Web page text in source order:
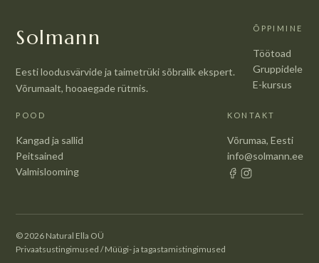
Solmann
Eesti loodusvärvide ja taimetrüki sõbralik ekspert.
Võrumaalt, hooaegade rütmis.
ÕPPIMINE
Töötoad
Gruppidele
E-kursus
POOD
Kangad ja sallid
Peitsained
Valmislooming
KONTAKT
Võrumaa, Eesti
info@solmann.ee
© 2026 Natural Ella OÜ
Privaatsustingimused /Müügi- ja tagastamistingimused